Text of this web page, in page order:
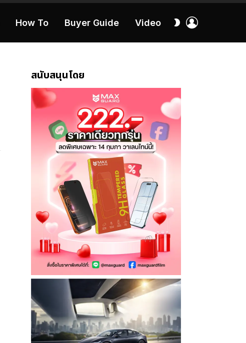
How To Buyer Guide Video
สลับ
สนับสนุนโดย